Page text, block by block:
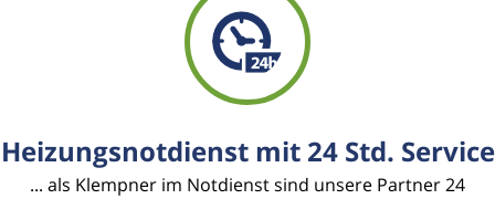
Heizungsnotdienst mit 24 Std. Service
... als Klempner im Notdienst sind unsere Partner 24